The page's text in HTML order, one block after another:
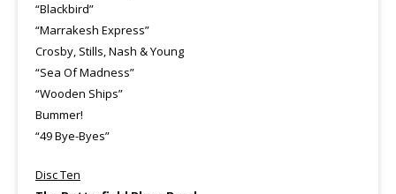
“Blackbird”
“Marrakesh Express”
Crosby, Stills, Nash & Young
“Sea Of Madness”
“Wooden Ships”
Bummer!
“49 Bye-Byes”
Disc Ten